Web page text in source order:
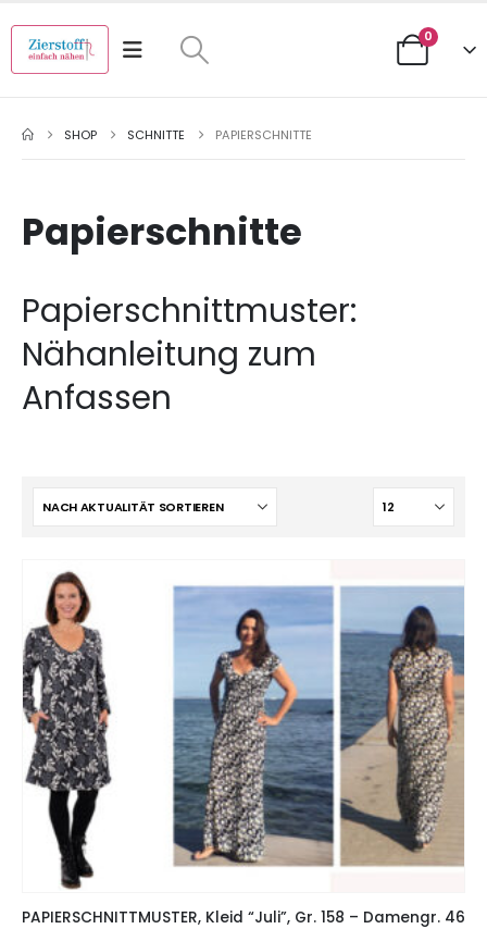
0
SHOP SCHNITTE PAPIERSCHNITTE
Papierschnitte
Papierschnittmuster:
Nähanleitung zum
Anfassen
PAPIERSCHNITTMUSTER, Kleid “Juli”, Gr. 158 – Damengr. 46